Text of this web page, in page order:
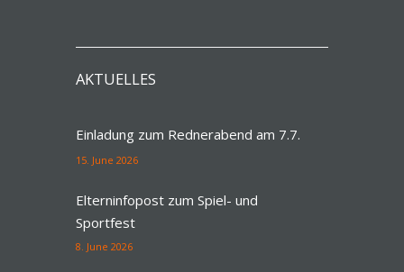
AKTUELLES
Einladung zum Rednerabend am 7.7.
15. June 2026
Elterninfopost zum Spiel- und
Sportfest
8. June 2026